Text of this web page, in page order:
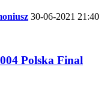
30-06-2021 21:40
Polska Final